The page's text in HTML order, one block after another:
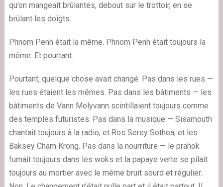
qu’on mangeait brûlantes, debout sur le trottoir, en se
brûlant les doigts.
Phnom Penh était la même. Phnom Penh était toujours la
même. Et pourtant.
Pourtant, quelque chose avait changé. Pas dans les rues —
les rues étaient les mêmes. Pas dans les bâtiments — les
bâtiments de Vann Molyvann scintillaient toujours comme
des temples futuristes. Pas dans la musique — Sisamouth
chantait toujours à la radio, et Ros Serey Sothea, et les
Baksey Cham Krong. Pas dans la nourriture — le prahok
fumait toujours dans les woks et la papaye verte se pilait
toujours au mortier avec le même bruit sourd et régulier.